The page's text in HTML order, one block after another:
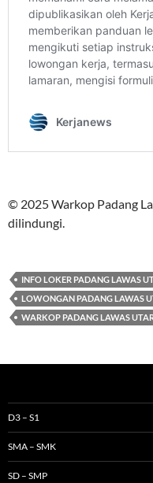
© 2025 Warkop Padang
dilindungi.
INFO LOKER PADANG LAWAS
LOWONGAN PADANG LAWAS
WARKOP PADANG LAWAS
D3 – S1
SMA – SMK
SD – SMP